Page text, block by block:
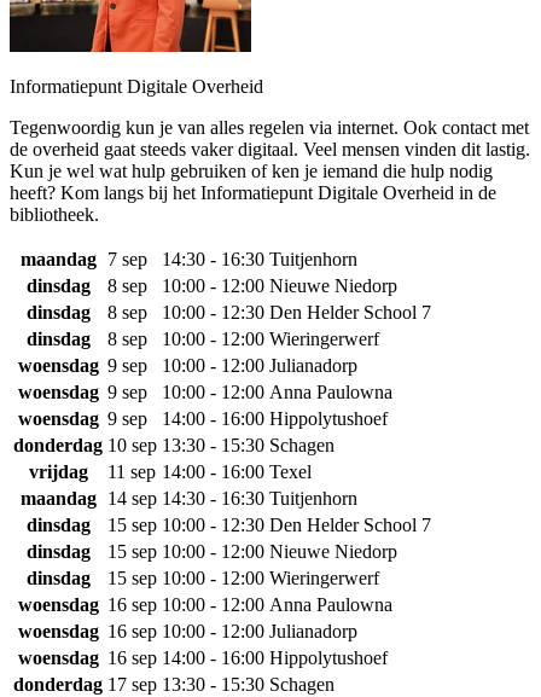
Informatiepunt Digitale Overheid
Tegenwoordig kun je van alles regelen via internet. Ook contact met
de overheid gaat steeds vaker digitaal. Veel mensen vinden dit lastig.
Kun je wel wat hulp gebruiken of ken je iemand die hulp nodig
heeft? Kom langs bij het Informatiepunt Digitale Overheid in de
bibliotheek.
maandag 7 sep 14:30 - 16:30 Tuitjenhorn
dinsdag
8 sep 10:00 - 12:00 Nieuwe Niedorp
dinsdag
8 sep 10:00 - 12:30 Den Helder School 7
dinsdag
8 sep 10:00 - 12:00 Wieringerwerf
woensdag 9 sep 10:00 - 12:00 Julianadorp
woensdag 9 sep 10:00 - 12:00 Anna Paulowna
woensdag 9 sep 14:00 - 16:00 Hippolytushoef
donderdag 10 sep 13:30 - 15:30 Schagen
vrijdag
11 sep 14:00 - 16:00 Texel
maandag
14 sep 14:30 - 16:30 Tuitjenhorn
dinsdag
15 sep 10:00 - 12:30 Den Helder School 7
dinsdag
15 sep 10:00 - 12:00 Nieuwe Niedorp
dinsdag
15 sep 10:00 - 12:00 Wieringerwerf
woensdag 16 sep 10:00 - 12:00 Anna Paulowna
woensdag 16 sep 10:00 - 12:00 Julianadorp
woensdag 16 sep 14:00 - 16:00 Hippolytushoef
donderdag 17 sep 13:30 - 15:30 Schagen